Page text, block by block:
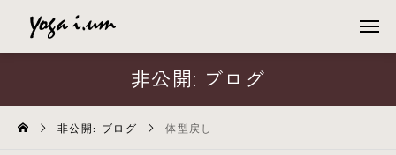
非公開: ブログ
非公開: ブログ 体型戻し